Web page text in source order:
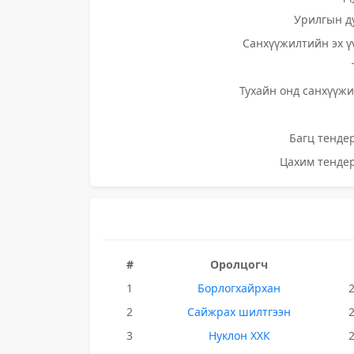
Урилгын
Санхүүжилтийн эх
Тухайн онд
Багц
Цахим
#
Оролцогч
1
Борлогхайрхан
2
Сайжрах шилтгээн
3
Нуклон ХХК